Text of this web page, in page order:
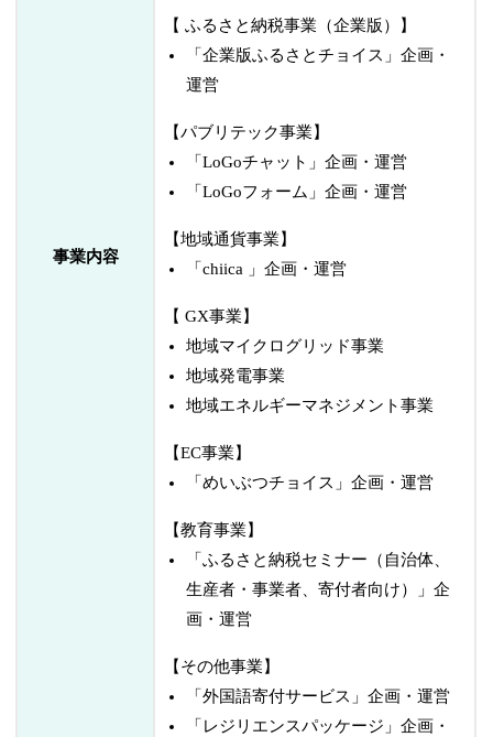
事業内容
【 ふるさと納税事業（企業版）】
「企業版ふるさとチョイス」企画・
運営
【パブリテック事業】
「LoGoチャット」企画・運営
「LoGoフォーム」企画・運営
【地域通貨事業】
「chiica 」企画・運営
【 GX事業】
地域マイクログリッド事業
地域発電事業
地域エネルギーマネジメント事業
【EC事業】
「めいぶつチョイス」企画・運営
【教育事業】
「ふるさと納税セミナー（自治体、
生産者・事業者、寄付者向け）」企
画・運営
【その他事業】
「外国語寄付サービス」企画・運営
「レジリエンスパッケージ」企画・